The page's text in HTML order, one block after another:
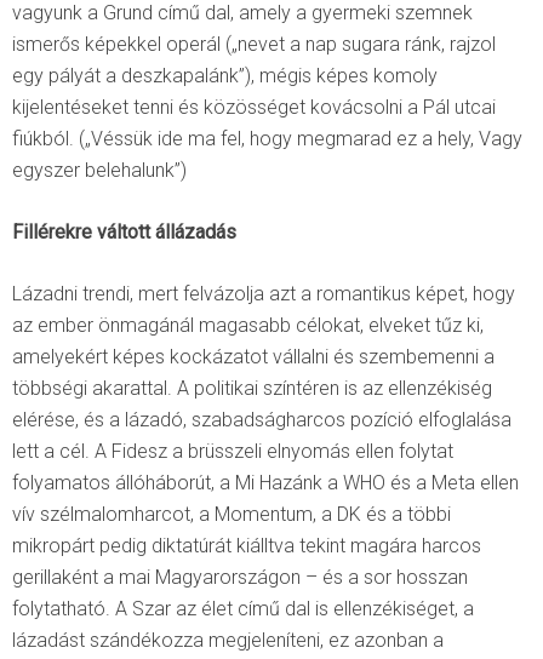
vagyunk a Grund című dal, amely a gyermeki szemnek
ismerős képekkel operál („nevet a nap sugara ránk, rajzol
egy pályát a deszkapalánk”), mégis képes komoly
kijelentéseket tenni és közösséget kovácsolni a Pál utcai
fiúkból. („Véssük ide ma fel, hogy megmarad ez a hely, Vagy
egyszer belehalunk”)
Fillérekre váltott állázadás
Lázadni trendi, mert felvázolja azt a romantikus képet, hogy
az ember önmagánál magasabb célokat, elveket tűz ki,
amelyekért képes kockázatot vállalni és szembemenni a
többségi akarattal. A politikai színtéren is az ellenzékiség
elérése, és a lázadó, szabadságharcos pozíció elfoglalása
lett a cél. A Fidesz a brüsszeli elnyomás ellen folytat
folyamatos állóháborút, a Mi Hazánk a WHO és a Meta ellen
vív szélmalomharcot, a Momentum, a DK és a többi
mikropárt pedig diktatúrát kiálltva tekint magára harcos
gerillaként a mai Magyarországon – és a sor hosszan
folytatható. A Szar az élet című dal is ellenzékiséget, a
lázadást szándékozza megjeleníteni, ez azonban a